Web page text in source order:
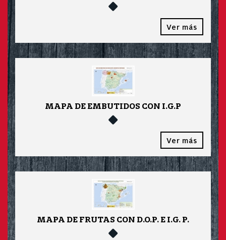
Ver más
MAPA DE EMBUTIDOS CON I.G.P
Ver más
MAPA DE FRUTAS CON D.O.P. E I.G. P.